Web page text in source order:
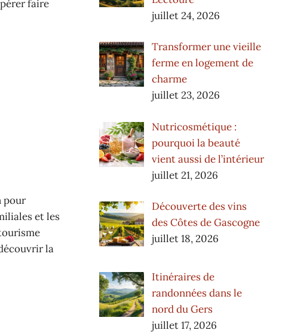
faire
pour
et les
la
juillet 24, 2026
Transformer une vieille
ferme en logement de
charme
juillet 23, 2026
Nutricosmétique :
pourquoi la beauté
vient aussi de l’intérieur
juillet 21, 2026
Découverte des vins
des Côtes de Gascogne
juillet 18, 2026
Itinéraires de
randonnées dans le
nord du Gers
juillet 17, 2026